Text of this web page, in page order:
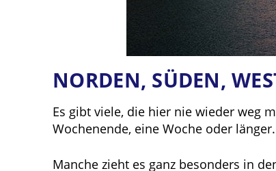
NORDEN, SÜDEN,
Es gibt viele, die hier nie wieder weg
Wochenende, eine Woche oder
Manche zieht es ganz besonders in